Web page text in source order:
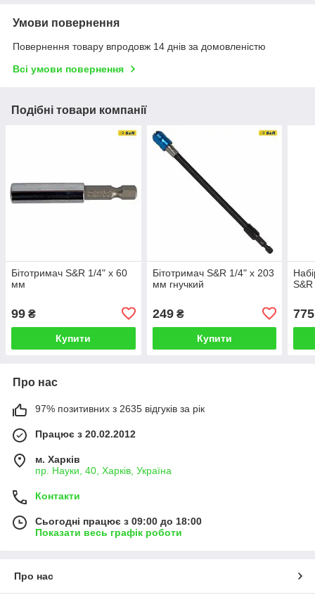
Умови повернення
Повернення товару впродовж 14 днів за домовленістю
Всі умови повернення
Подібні товари компанії
Бітотримач S&R 1/4" x 60
мм
99 ₴
Купити
Бітотримач S&R 1/4" x 203
мм гнучкий
249₴
Купити
775
Про нас
97% позитивних з 2635 відгуків за рік
Працює з 20.02.2012
м. Харків
пр. Науки, 40, Харків, Україна
Контакти
Сьогодні працює з 09:00 до 18:00
Показати весь графік роботи
Про нас